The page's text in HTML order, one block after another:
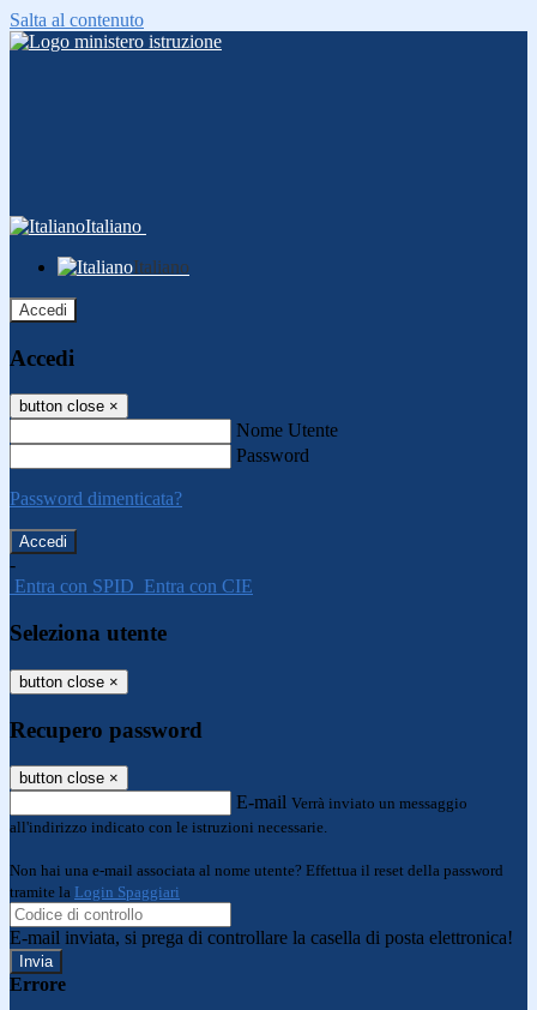
Salta al contenuto
Italiano
Italiano
Accedi
Accedi
button close ×
Nome Utente
Password
Password dimenticata?
-
Entra con SPID Entra con CIE
Seleziona utente
button close ×
Recupero password
button close ×
E-mail Verrà inviato un messaggio
all'indirizzo indicato con le istruzioni necessarie.
Non hai una e-mail associata al nome utente? Effettua il reset della password
tramite la Login Spaggiari
E-mail inviata, si prega di controllare la casella di posta elettronica!
Errore